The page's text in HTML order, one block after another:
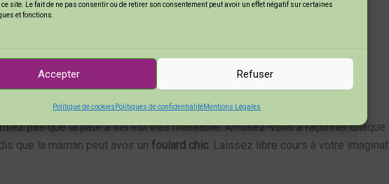
site. Le fait de ne pas consentir ou de retirer son consentement peut avoir un effet négatif sur certaines
et fonctions.
Accepter Refuser
Politique de cookies Politiques de confidentialitéMentions Légales
de votre portrait.
pas que la pâte à sel est très malléable. Amusez-vous à façonner
que la maman peut avoir un foulard chic . Laissez libre cours à votre